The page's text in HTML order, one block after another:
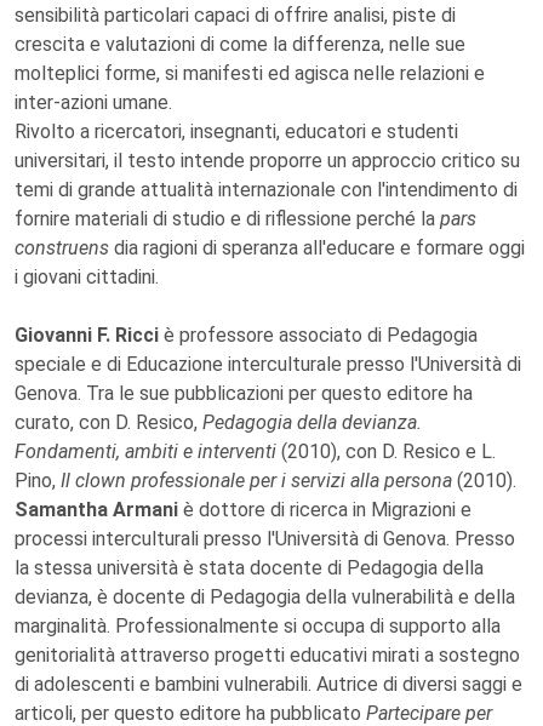
sensibilità particolari capaci di offrire analisi, piste di
crescita e valutazioni di come la differenza, nelle sue
molteplici forme, si manifesti ed agisca nelle relazioni e
inter-azioni umane.
Rivolto a ricercatori, insegnanti, educatori e studenti
universitari, il testo intende proporre un approccio critico su
temi di grande attualità internazionale con l'intendimento di
fornire materiali di studio e di riflessione perché la pars
construens dia ragioni di speranza all'educare e formare oggi
i giovani cittadini.
Giovanni F. Ricci è professore associato di Pedagogia
speciale e di Educazione interculturale presso l'Università di
Genova. Tra le sue pubblicazioni per questo editore ha
curato, con D. Resico, Pedagogia della devianza.
Fondamenti, ambiti e interventi (2010), con D. Resico e L.
Pino, Il clown professionale per i servizi alla persona (2010).
Samantha Armani è dottore di ricerca in Migrazioni e
processi interculturali presso l'Università di Genova. Presso
la stessa università è stata docente di Pedagogia della
devianza, è docente di Pedagogia della vulnerabilità e della
marginalità. Professionalmente si occupa di supporto alla
genitorialità attraverso progetti educativi mirati a sostegno
di adolescenti e bambini vulnerabili. Autrice di diversi saggi e
articoli, per questo editore ha pubblicato Partecipare per